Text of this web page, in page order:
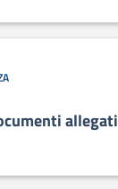
allegati